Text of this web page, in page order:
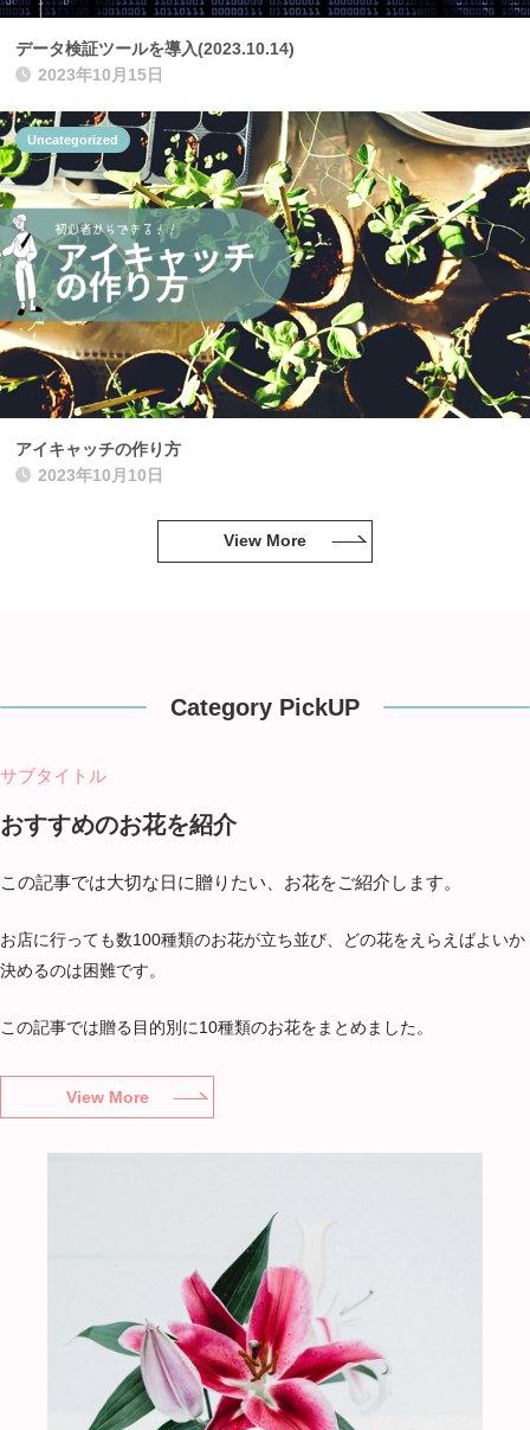
データ検証ツールを導入(2023.10.14)
2023年10月15日
アイキャッチの作り方
2023年10月10日
Uncategorized
View More
Category PickUP
サブタイトル
おすすめのお花を紹介
この記事では大切な日に贈りたい、お花をご紹介します。
お店に行っても数100種類のお花が立ち並び、どの花をえらえばよいか
決めるのは困難です。
この記事では贈る目的別に10種類のお花をまとめました。
View More